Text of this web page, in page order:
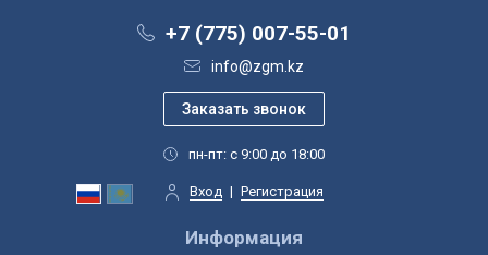
+7 (775) 007-55-01
info@zgm.kz
пн-пт: с 9:00 до 18:00
Вход | Регистрация
Информация